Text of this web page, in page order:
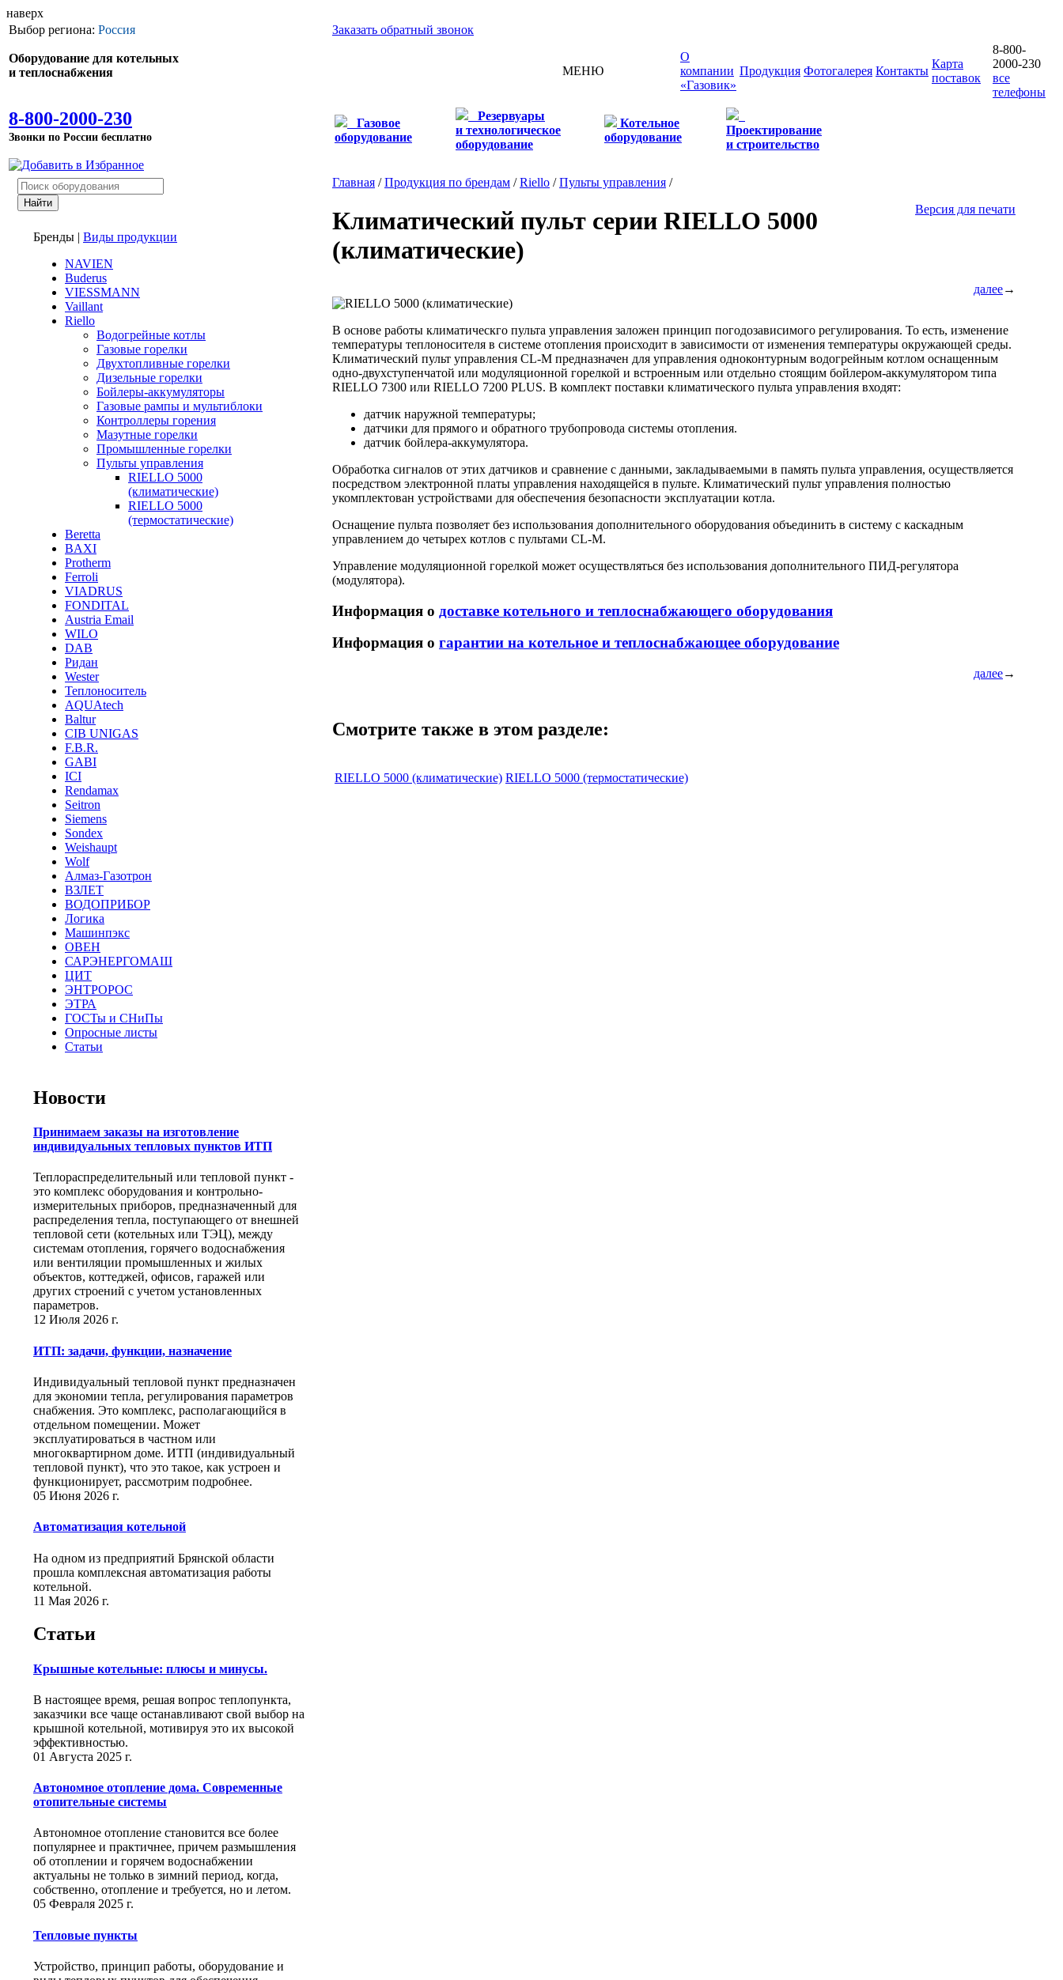
наверх
Выбор региона: Россия
Оборудование для котельных
и теплоснабжения
8-800-2000-230
Звонки по России бесплатно
Заказать обратный звонок
МЕНЮ
О
компании
«Газовик»
Продукция Фотогалерея Контакты
Карта
поставок
8-800-
2000-230
все
телефоны
Газовое
оборудование
Резервуары
и технологическое
оборудование
Котельное
оборудование
Проектирование
и строительство
Бренды | Виды продукции
NAVIEN
Buderus
VIESSMANN
Vaillant
Riello
Водогрейные котлы
Газовые горелки
Двухтопливные горелки
Дизельные горелки
Бойлеры-аккумуляторы
Газовые рампы и мультиблоки
Контроллеры горения
Мазутные горелки
Промышленные горелки
Пульты управления
RIELLO 5000
(климатические)
RIELLO 5000
(термостатические)
Beretta
BAXI
Protherm
Ferroli
VIADRUS
FONDITAL
Austria Email
WILO
DAB
Ридан
Wester
Теплоноситель
AQUAtech
Baltur
CIB UNIGAS
F.B.R.
GABI
ICI
Rendamax
Seitron
Siemens
Sondex
Weishaupt
Wolf
Алмаз-Газотрон
ВЗЛЕТ
ВОДОПРИБОР
Логика
Машинпэкс
ОВЕН
САРЭНЕРГОМАШ
ЦИТ
ЭНТРОРОС
ЭТРА
ГОСТы и СНиПы
Опросные листы
Статьи
Новости
Принимаем заказы на изготовление
индивидуальных тепловых пунктов ИТП
Теплораспределительный или тепловой пункт -
это комплекс оборудования и контрольно-
измерительных приборов, предназначенный для
распределения тепла, поступающего от внешней
тепловой сети (котельных или ТЭЦ), между
системам отопления, горячего водоснабжения
или вентиляции промышленных и жилых
объектов, коттеджей, офисов, гаражей или
других строений с учетом установленных
параметров.
12 Июля 2026 г.
ИТП: задачи, функции, назначение
Индивидуальный тепловой пункт предназначен
для экономии тепла, регулирования параметров
снабжения. Это комплекс, располагающийся в
отдельном помещении. Может
эксплуатироваться в частном или
многоквартирном доме. ИТП (индивидуальный
тепловой пункт), что это такое, как устроен и
функционирует, рассмотрим подробнее.
05 Июня 2026 г.
Автоматизация котельной
На одном из предприятий Брянской области
прошла комплексная автоматизация работы
котельной.
11 Мая 2026 г.
Статьи
Крышные котельные: плюсы и минусы.
В настоящее время, решая вопрос теплопункта,
заказчики все чаще останавливают свой выбор на
крышной котельной, мотивируя это их высокой
эффективностью.
01 Августа 2025 г.
Автономное отопление дома. Современные
отопительные системы
Автономное отопление становится все более
популярнее и практичнее, причем размышления
об отоплении и горячем водоснабжении
актуальны не только в зимний период, когда,
собственно, отопление и требуется, но и летом.
05 Февраля 2025 г.
Тепловые пункты
Устройство, принцип работы, оборудование и
Главная /Продукция по брендам /Riello /Пульты управления /
Версия для печати
Климатический пульт серии RIELLO 5000
(климатические)
далее→
В основе работы климатическго пульта управления заложен принцип погодозависимого регулирования. То есть, изменение
температуры теплоносителя в системе отопления происходит в зависимости от изменения температуры окружающей среды.
Климатический пульт управления CL-M предназначен для управления одноконтурным водогрейным котлом оснащенным
одно-двухступенчатой или модуляционной горелкой и встроенным или отдельно стоящим бойлером-аккумулятором типа
RIELLO 7300 или RIELLO 7200 PLUS. В комплект поставки климатического пульта управления входят:
датчик наружной температуры;
датчики для прямого и обратного трубопровода системы отопления.
датчик бойлера-аккумулятора.
Обработка сигналов от этих датчиков и сравнение с данными, закладываемыми в память пульта управления, осуществляется
посредством электронной платы управления находящейся в пульте. Климатический пульт управления полностью
укомплектован устройствами для обеспечения безопасности эксплуатации котла.
Оснащение пульта позволяет без использования дополнительного оборудования объединить в систему с каскадным
управлением до четырех котлов с пультами CL-M.
Управление модуляционной горелкой может осуществляться без использования дополнительного ПИД-регулятора
(модулятора).
Информация о доставке котельного и теплоснабжающего оборудования
Информация о гарантии на котельное и теплоснабжающее оборудование
далее→
Смотрите также в этом разделе:
RIELLO 5000 (климатические) RIELLO 5000 (термостатические)